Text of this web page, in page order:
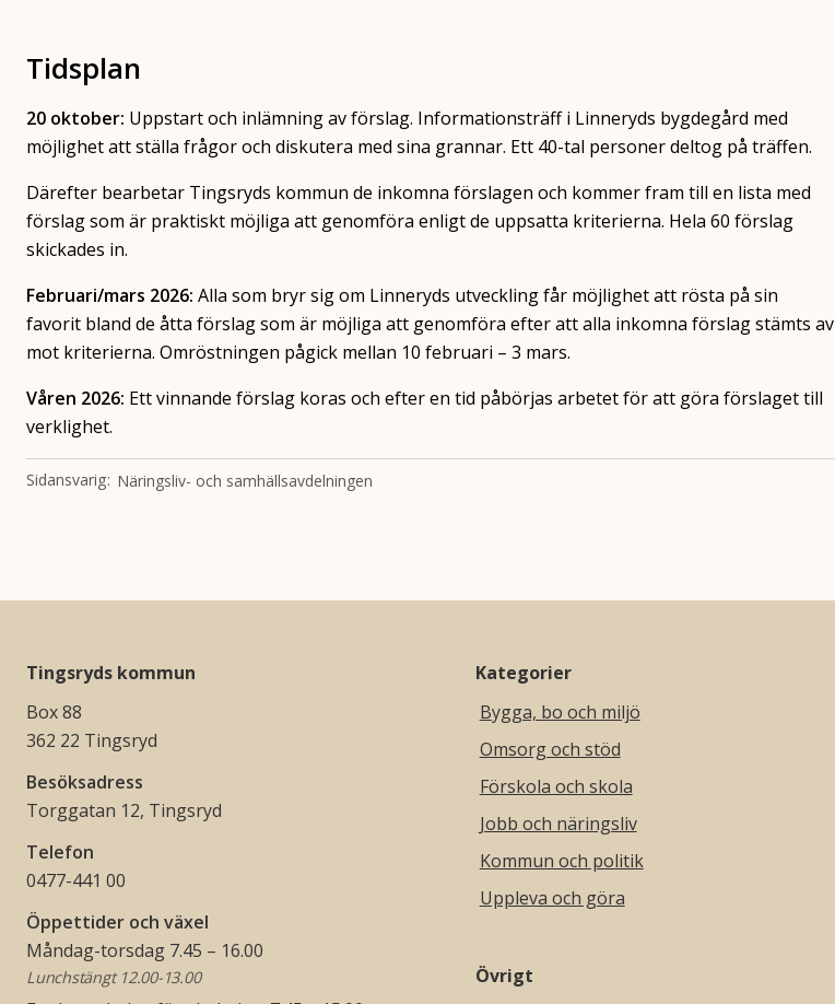
Tidsplan
20 oktober: Uppstart och inlämning av förslag. Informationsträff i Linneryds bygdegård med
möjlighet att ställa frågor och diskutera med sina grannar. Ett 40-tal personer deltog på träffen.
Därefter bearbetar Tingsryds kommun de inkomna förslagen och kommer fram till en lista med
förslag som är praktiskt möjliga att genomföra enligt de uppsatta kriterierna. Hela 60 förslag
skickades in.
Februari/mars 2026: Alla som bryr sig om Linneryds utveckling får möjlighet att rösta på sin
favorit bland de åtta förslag som är möjliga att genomföra efter att alla inkomna förslag stämts av
mot kriterierna. Omröstningen pågick mellan 10 februari – 3 mars.
Våren 2026: Ett vinnande förslag koras och efter en tid påbörjas arbetet för att göra förslaget till
verklighet.
Näringsliv- och samhällsavdelningen
Sidansvarig
Tingsryds kommun
Box 88
362 22 Tingsryd
Besöksadress
Torggatan 12, Tingsryd
Telefon
0477-441 00
Öppettider och växel
Måndag-torsdag 7.45 – 16.00
Lunchstängt 12.00-13.00
Kategorier
Bygga, bo och miljö
Omsorg och stöd
Förskola och skola
Jobb och näringsliv
Kommun och politik
Uppleva och göra
Övrigt